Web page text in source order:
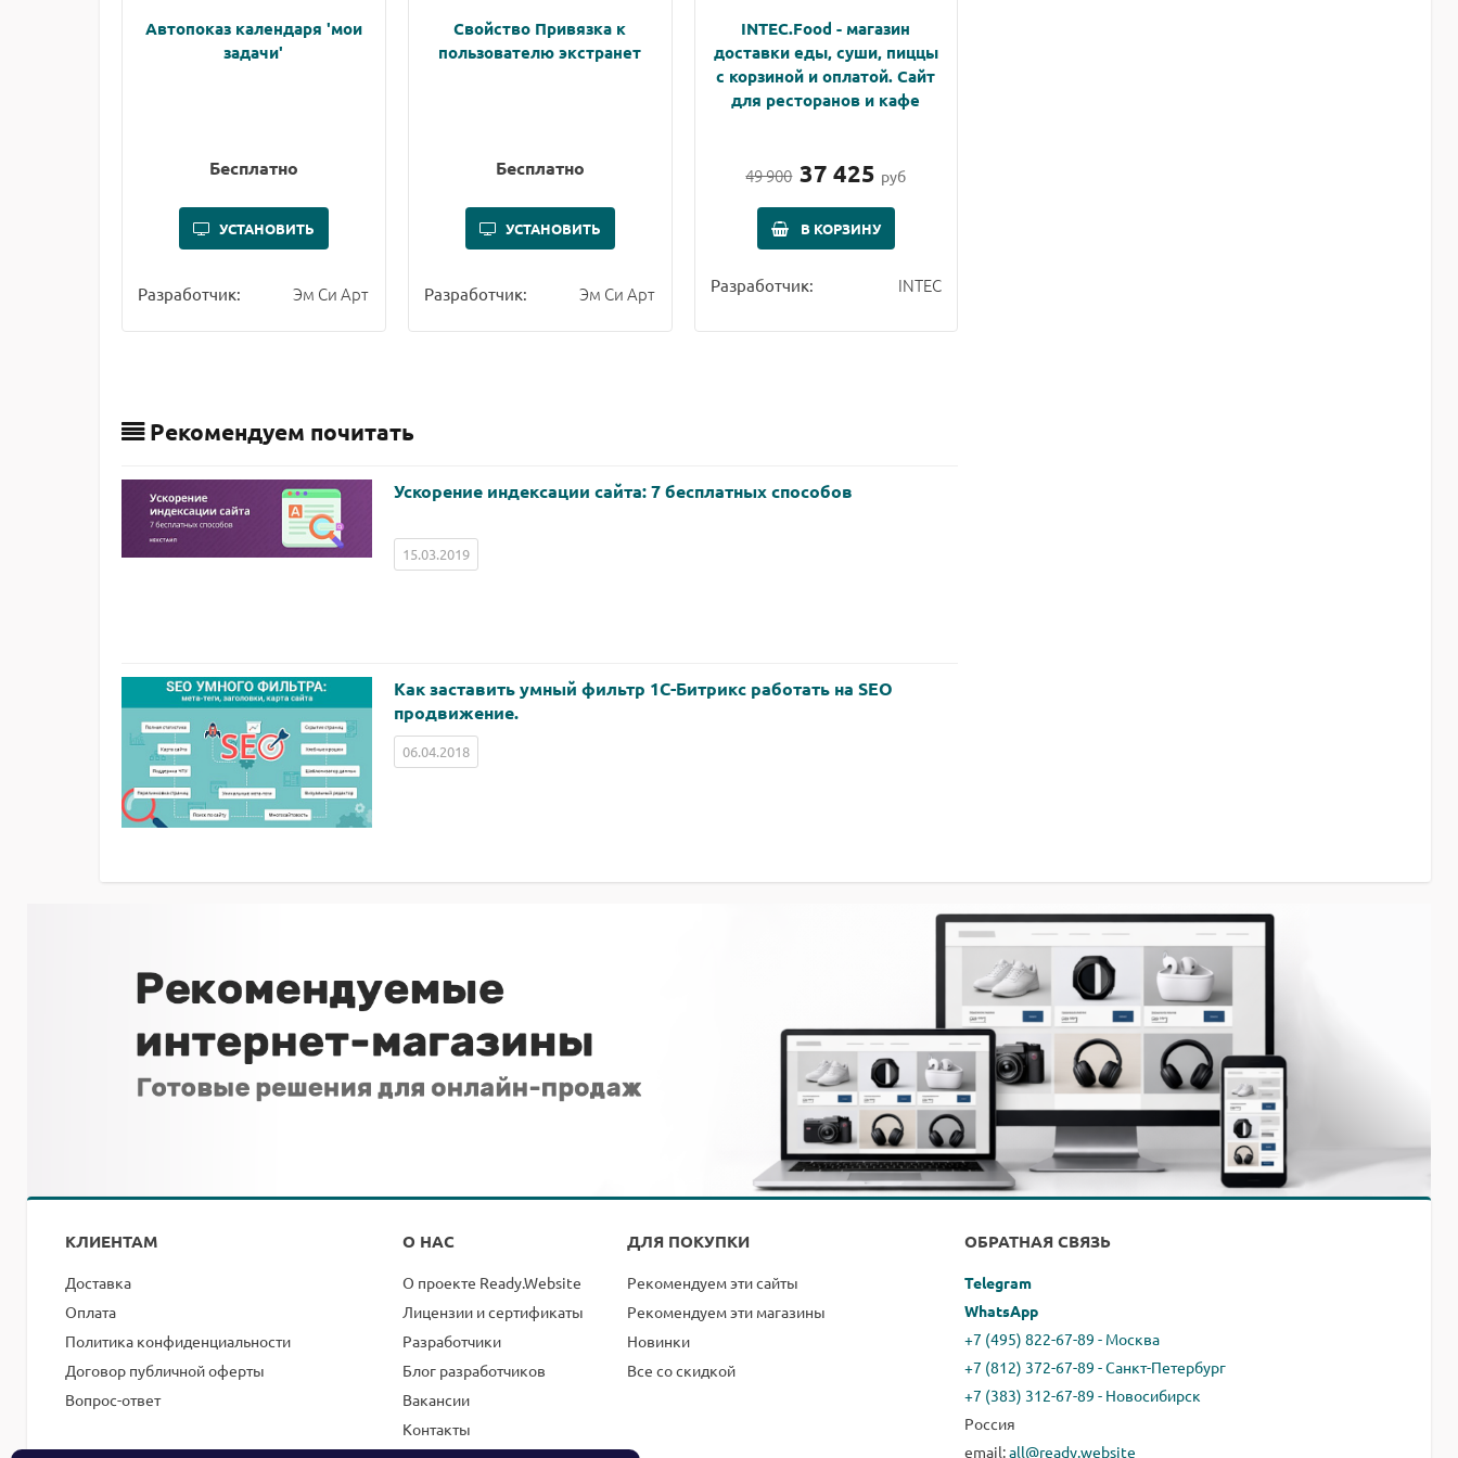
Автопоказ календаря 'мои
задачи'
Бесплатно
УСТАНОВИТЬ
Разработчик: Эм Си Арт
Свойство Привязка к
пользователю экстранет
Бесплатно
УСТАНОВИТЬ
Разработчик: Эм Си Арт
INTEC.Food - магазин
доставки еды, суши, пиццы
с корзиной и оплатой. Сайт
для ресторанов и кафе
49 900 37 425 руб
В КОРЗИНУ
Разработчик: INTEC
Рекомендуем почитать
Ускорение индексации сайта: 7 бесплатных способов
15.03.2019
Как заставить умный фильтр 1С-Битрикс работать на SEO
продвижение.
06.04.2018
КЛИЕНТАМ О НАС ДЛЯ ПОКУПКИ ОБРАТНАЯ СВЯЗЬ
Доставка
Оплата
Политика конфиденциальности
Договор публичной оферты
Вопрос-ответ
О проекте Ready.Website
Лицензии и сертификаты
Разработчики
Блог разработчиков
Вакансии
Контакты
Рекомендуем эти сайты
Рекомендуем эти магазины
Новинки
Все со скидкой
Telegram
WhatsApp
+7 (495) 822-67-89 - Москва
+7 (812) 372-67-89 - Санкт-Петербург
+7 (383) 312-67-89 - Новосибирск
Россия
email:all@ready.website